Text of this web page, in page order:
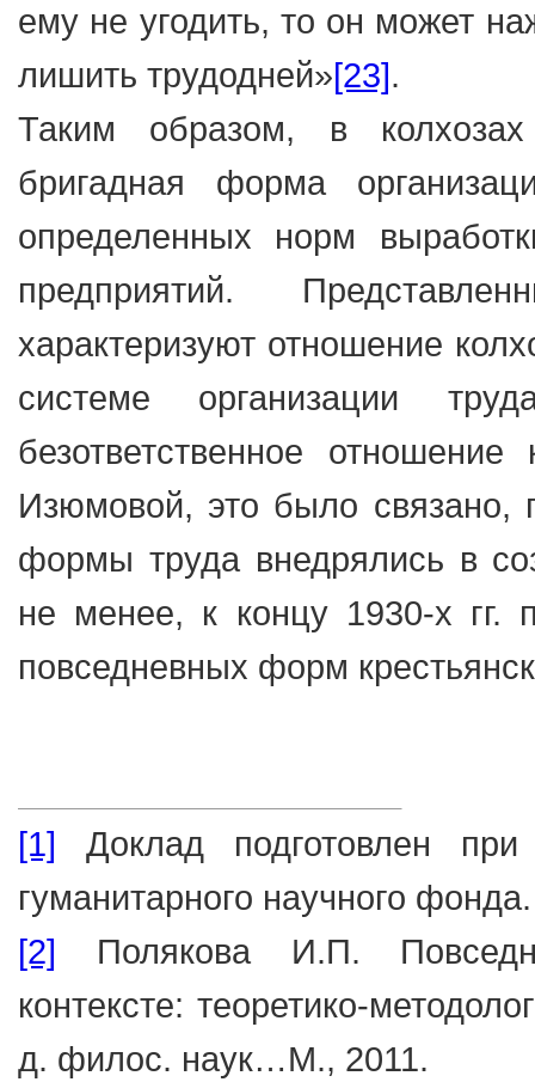
ему не угодить, то он может
лишить трудодней»[23].
Таким образом, в
бригадная форма
определенных норм
предприятий.
характеризуют отношение
системе организации
безответственное
Изюмовой, это было связано,
формы труда внедрялись в
не менее, к концу 1930-х гг.
повседневных форм
[1] Доклад подготовлен при
гуманитарного научного
[2] Полякова И.П.
контексте: теоретико-
д. филос. наук…М., 2011.